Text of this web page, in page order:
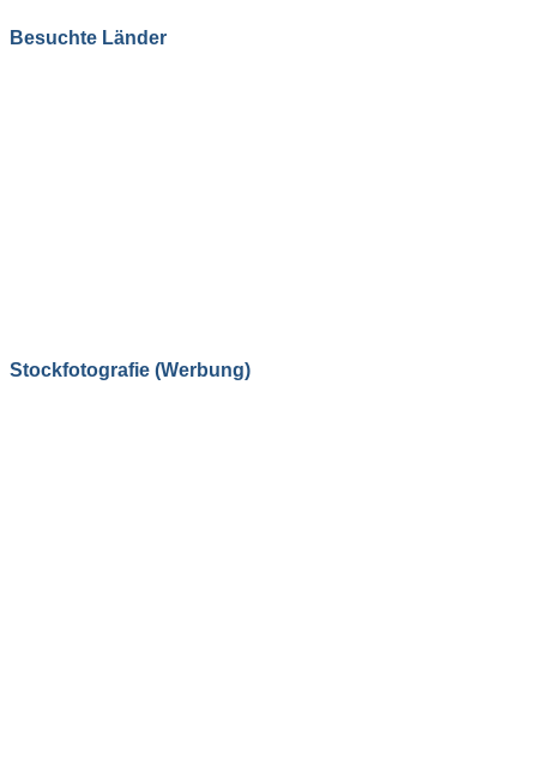
Besuchte Länder
Stockfotografie (Werbung)